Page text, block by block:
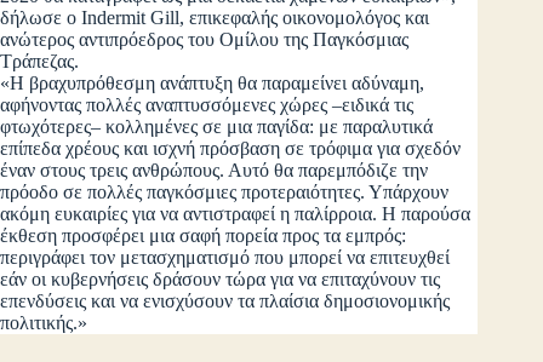
δήλωσε ο Indermit Gill, επικεφαλής οικονομολόγος και
ανώτερος αντιπρόεδρος του Ομίλου της Παγκόσμιας
Τράπεζας.
«Η βραχυπρόθεσμη ανάπτυξη θα παραμείνει αδύναμη,
αφήνοντας πολλές αναπτυσσόμενες χώρες –ειδικά τις
φτωχότερες– κολλημένες σε μια παγίδα: με παραλυτικά
επίπεδα χρέους και ισχνή πρόσβαση σε τρόφιμα για σχεδόν
έναν στους τρεις ανθρώπους. Αυτό θα παρεμπόδιζε την
πρόοδο σε πολλές παγκόσμιες προτεραιότητες. Υπάρχουν
ακόμη ευκαιρίες για να αντιστραφεί η παλίρροια. Η παρούσα
έκθεση προσφέρει μια σαφή πορεία προς τα εμπρός:
περιγράφει τον μετασχηματισμό που μπορεί να επιτευχθεί
εάν οι κυβερνήσεις δράσουν τώρα για να επιταχύνουν τις
επενδύσεις και να ενισχύσουν τα πλαίσια δημοσιονομικής
πολιτικής.»